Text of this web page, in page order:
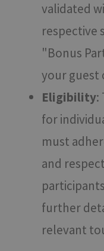
validated
respective
"Bonus
your guest
Eligibility:
for
must
and
further
relevant